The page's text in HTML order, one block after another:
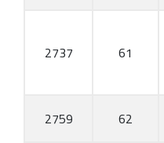
61
2737
62
2759